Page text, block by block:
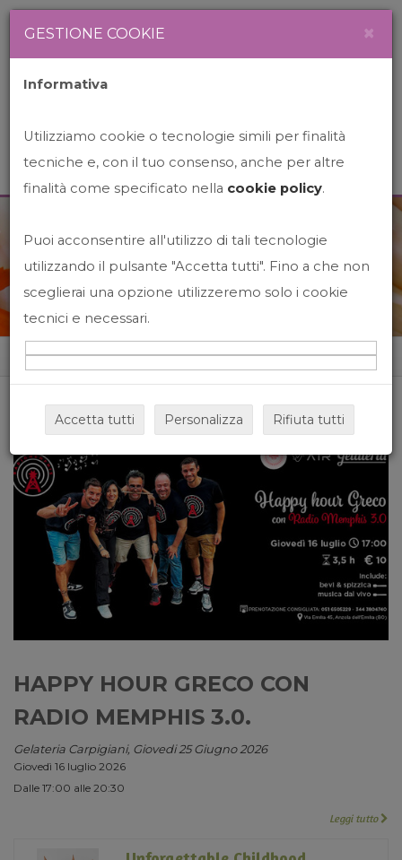
News&Events
Home News&events
HAPPY HOUR GRECO CON
RADIO MEMPHIS 3.0.
Gelateria Carpigiani, Giovedi 25 Giugno 2026
Giovedì 16 luglio 2026
Dalle 17:00 alle 20:30
Leggi tutto
GESTIONE COOKIE ×
Informativa
Utilizziamo cookie o tecnologie simili per finalità
tecniche e, con il tuo consenso, anche per altre
finalità come specificato nella cookie policy.
Puoi acconsentire all'utilizzo di tali tecnologie
utilizzando il pulsante "Accetta tutti". Fino a che non
sceglierai una opzione utilizzeremo solo i cookie
tecnici e necessari.
Accetta tutti Personalizza Rifiuta tutti